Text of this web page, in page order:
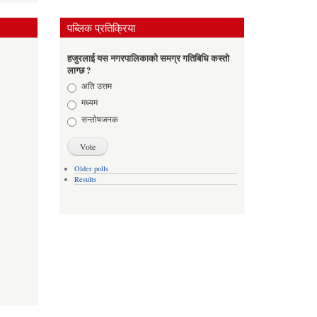
पब्लिक प्रतिक्रिया
हजुरलाई यस नगरपालिकाको समग्र गतिबिधि कस्तो
लाग्छ ?
Choicesअति उत्तम
मध्यम
सन्तोषजनक
Older polls
Results